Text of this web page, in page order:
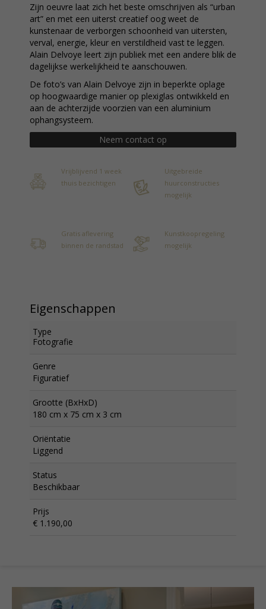
Zijn oeuvre laat zich het beste omschrijven als “urban
art” en met een uiterst creatief oog weet de
kunstenaar de verborgen schoonheid van uitersten,
verval, energie, kleur en verstildheid vast te leggen.
Alain Delvoye leert zijn publiek met een andere blik de
dagelijkse werkelijkheid te aanschouwen.
De foto’s van Alain Delvoye zijn in beperkte oplage
op hoogwaardige manier op plexiglas ontwikkeld en
aan de achterzijde voorzien van een aluminium
ophangsysteem.
Neem contact op
Vrijblijvend 1 week
thuis bezichtigen
Uitgebreide
huurconstructies
mogelijk
Gratis aflevering
binnen de randstad
Kunstkoopregeling
mogelijk
Eigenschappen
Type
Fotografie
Genre
Figuratief
Grootte (BxHxD)
180 cm x 75 cm x 3 cm
Oriëntatie
Liggend
Status
Beschikbaar
Prijs
€ 1.190,00